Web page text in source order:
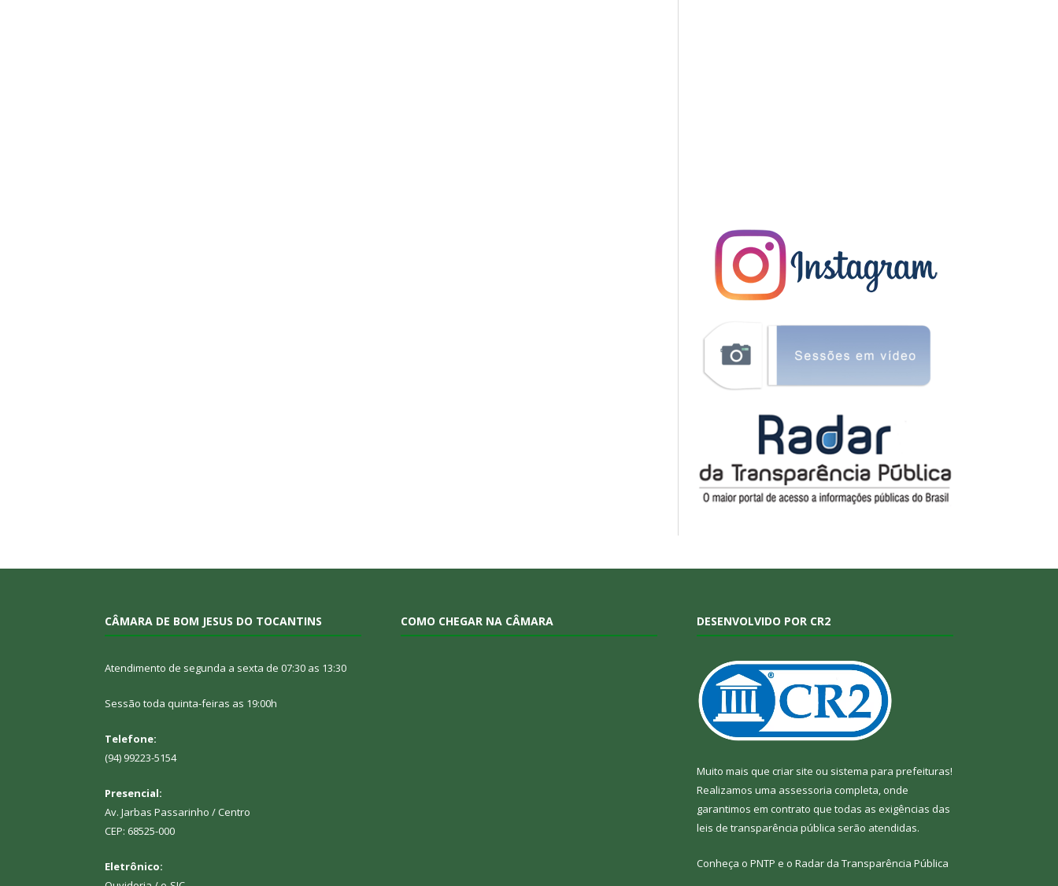
CÂMARA DE BOM JESUS DO TOCANTINS
Atendimento de segunda a sexta de 07:30 as 13:30
Sessão toda quinta-feiras as 19:00h
Telefone:
(94) 99223-5154
Presencial:
Av. Jarbas Passarinho / Centro
CEP: 68525-000
Eletrônico:
COMO CHEGAR NA CÂMARA DESENVOLVIDO POR CR2
Muito mais que criar site ou sistema para prefeituras!
Realizamos uma assessoria completa, onde
garantimos em contrato que todas as exigências das
leis de transparência pública serão atendidas.
Conheça o PNTP e o Radar da Transparência Pública